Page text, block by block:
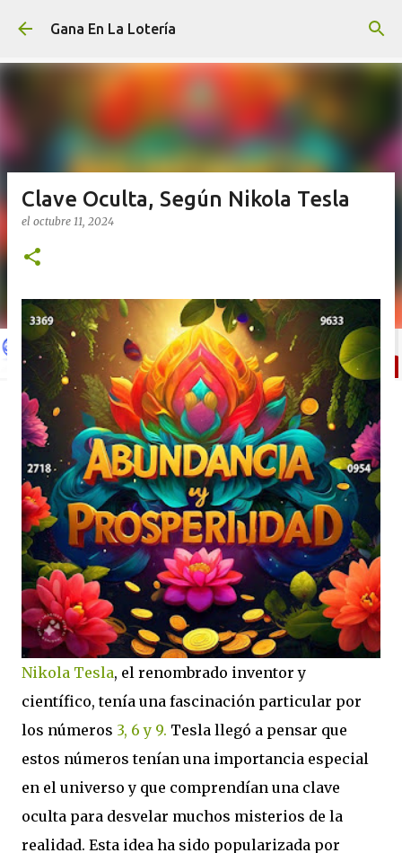
Ir al contenido principal
Gana En La Lotería
Clave Oculta, Según Nikola Tesla
el octubre 11, 2024
Nikola Tesla, el renombrado inventor y
científico, tenía una fascinación particular por
los números 3, 6 y 9. Tesla llegó a pensar que
estos números tenían una importancia especial
en el universo y que comprendían una clave
oculta para desvelar muchos misterios de la
realidad. Esta idea ha sido popularizada por